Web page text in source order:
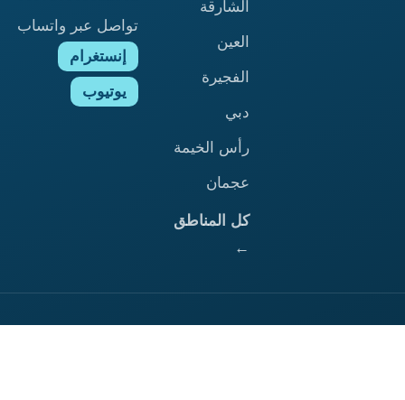
الشارقة
العين
الفجيرة
دبي
رأس الخيمة
عجمان
كل المناطق
←
تواصل عبر واتساب
إنستغرام
يوتيوب